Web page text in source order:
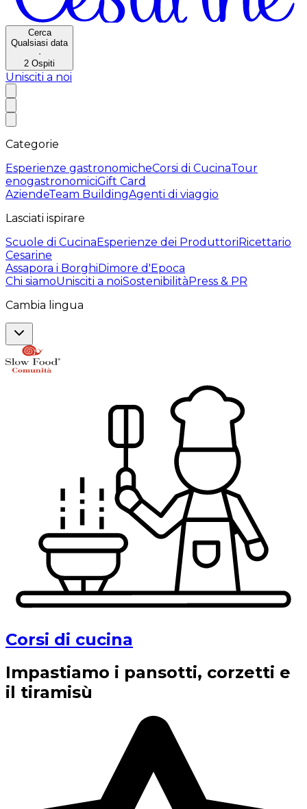
Cerca
Qualsiasi data
·
2 Ospiti
Unisciti a noi
Categorie
Esperienze gastronomicheCorsi di CucinaTour
enogastronomiciGift Card
AziendeTeam BuildingAgenti di viaggio
Lasciati ispirare
Scuole di CucinaEsperienze dei ProduttoriRicettario
Cesarine
Assapora i BorghiDimore d'Epoca
Chi siamoUnisciti a noiSostenibilitàPress & PR
Cambia lingua
Corsi di cucina
Impastiamo i pansotti, corzetti e
il tiramisù